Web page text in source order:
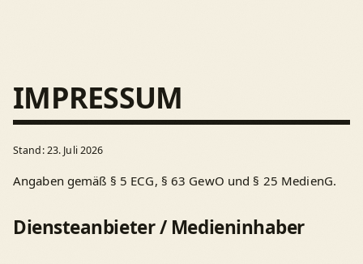
IMPRESSUM
Stand: 23. Juli 2026
Angaben gemäß § 5 ECG, § 63 GewO und § 25 MedienG.
Diensteanbieter / Medieninhaber